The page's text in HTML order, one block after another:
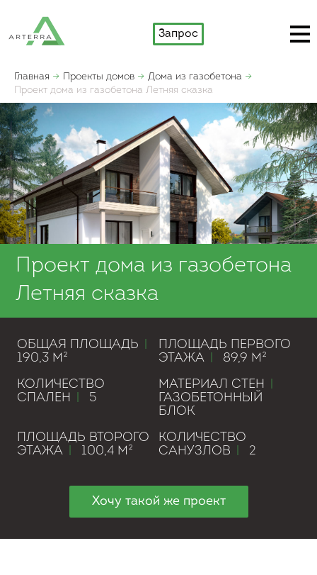
Запрос
Главная Проекты домов
Дома из газобетона
Проект дома из газобетона Летняя сказка
Проект дома из газобетона
Летняя сказка
ОБЩАЯ ПЛОЩАДЬ
190,3 М²
ПЛОЩАДЬ ПЕРВОГО
ЭТАЖА
89,9 М²
КОЛИЧЕСТВО
СПАЛЕН
5
МАТЕРИАЛ СТЕН
ГАЗОБЕТОННЫЙ
БЛОК
ПЛОЩАДЬ ВТОРОГО
ЭТАЖА
100,4 М²
КОЛИЧЕСТВО
САНУЗЛОВ
2
Хочу такой же проект